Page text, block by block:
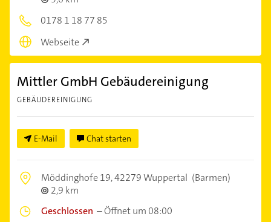
0178 1 18 77 85
Webseite
Mittler GmbH Gebäudereinigung
GEBÄUDEREINIGUNG
E-Mail Chat starten
Möddinghofe 19,42279 Wuppertal (Barmen)
2,9 km
Geschlossen –Öffnet um 08:00